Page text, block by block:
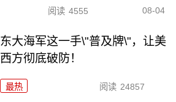
阅读 4555 08-04
东大海军这一手\"普及牌\"，让美
西方彻底破防！
最热 阅读 24857